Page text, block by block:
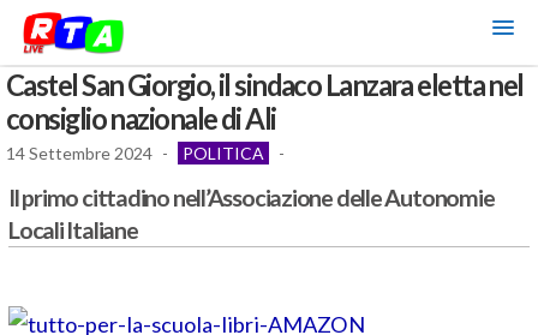
Castel San Giorgio, il sindaco Lanzara eletta nel
consiglio nazionale di Ali
14 Settembre 2024 - POLITICA -
Il primo cittadino nell’Associazione delle Autonomie
Locali Italiane